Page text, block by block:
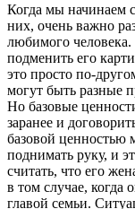
Когда мы начинаем
них, очень важно
любимого
подменить его
это просто по-
могут быть разные
Но базовые
заранее и
базовой ценностью
поднимать руку, и
считать, что его
в том случае, когда
главой семьи.